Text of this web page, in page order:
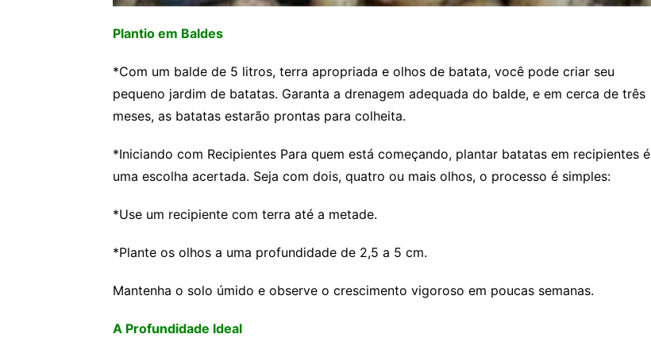
Plantio em Baldes
*Com um balde de 5 litros, terra apropriada e olhos de batata, você pode criar seu
pequeno jardim de batatas. Garanta a drenagem adequada do balde, e em cerca de três
meses, as batatas estarão prontas para colheita.
*Iniciando com Recipientes Para quem está começando, plantar batatas em recipientes é
uma escolha acertada. Seja com dois, quatro ou mais olhos, o processo é simples:
*Use um recipiente com terra até a metade.
*Plante os olhos a uma profundidade de 2,5 a 5 cm.
Mantenha o solo úmido e observe o crescimento vigoroso em poucas semanas.
A Profundidade Ideal